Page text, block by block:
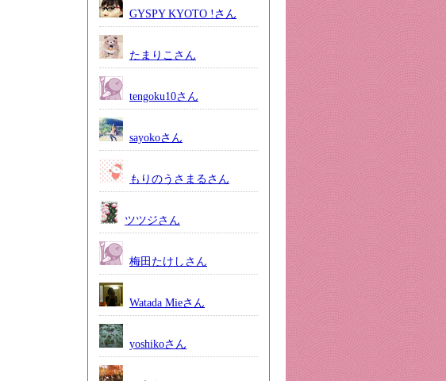
GYSPY KYOTO !さん
たまりこさん
tengoku10さん
sayokoさん
もりのうさまるさん
ツツジさん
梅田たけしさん
Watada Mieさん
yoshikoさん